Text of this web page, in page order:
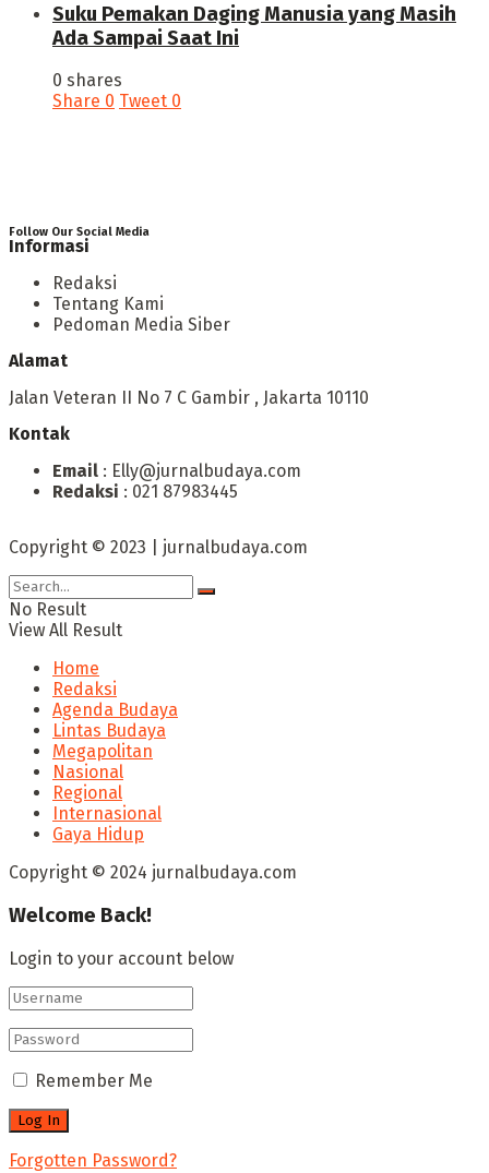
‎Suku Pemakan Daging Manusia yang Masih
Ada Sampai Saat Ini
0 shares
Share 0 Tweet 0
Follow Our Social Media
Informasi
Redaksi
Tentang Kami
Pedoman Media Siber
Alamat
Jalan Veteran II No 7 C Gambir , Jakarta 10110
Kontak
Email : Elly@jurnalbudaya.com
Redaksi : 021 87983445
Copyright © 2023 | jurnalbudaya.com
No Result
View All Result
Home
Redaksi
Agenda Budaya
Lintas Budaya
Megapolitan
Nasional
Regional
Internasional
Gaya Hidup
Copyright © 2024 jurnalbudaya.com
Welcome Back!
Login to your account below
Remember Me
Forgotten Password?